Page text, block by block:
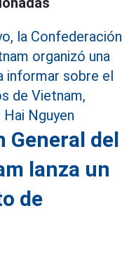
General del
lanza un
de